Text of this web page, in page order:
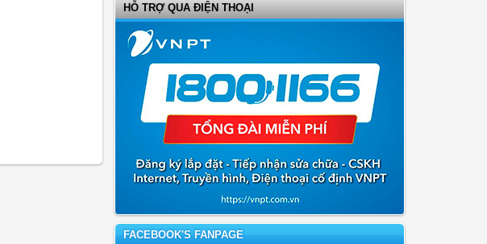
HỖ TRỢ QUA ĐIỆN THOẠI
FACEBOOK'S FANPAGE